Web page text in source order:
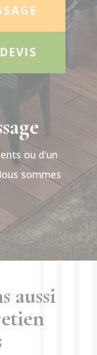
ou d'un
sommes
aussi